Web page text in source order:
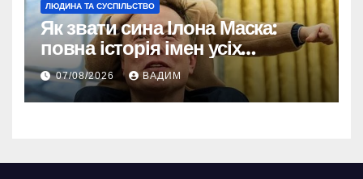
ЛЮДИНА ТА СУСПІЛЬСТВО
Як звати сина Ілона Маска:
повна історія імен усіх
хлопчиків мільярдера
07/08/2026 ВАДИМ